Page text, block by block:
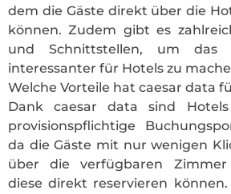
dem die Gäste direkt über die
können. Zudem gibt es
und Schnittstellen, um das
interessanter für Hotels zu
Welche Vorteile hat caesar data
Dank caesar data sind
provisionspflichtige
da die Gäste mit nur wenigen
über die verfügbaren
diese direkt reservieren